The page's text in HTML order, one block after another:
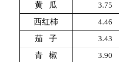
黄 瓜 3.75
西红柿 4.46
茄 子 3.43
青 椒 3.90